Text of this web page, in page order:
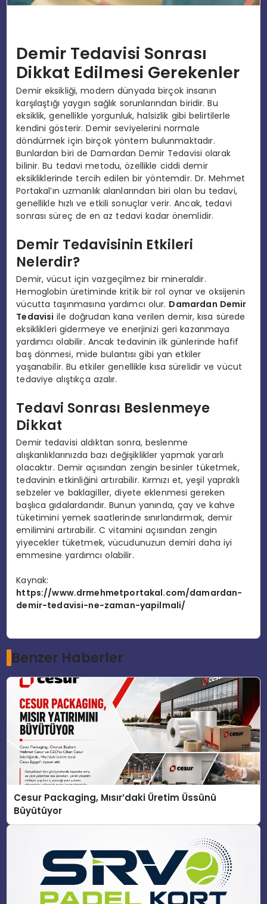
Demir Tedavisi Sonrası
Dikkat Edilmesi Gerekenler
Demir eksikliği, modern dünyada birçok insanın
karşılaştığı yaygın sağlık sorunlarından biridir. Bu
eksiklik, genellikle yorgunluk, halsizlik gibi belirtilerle
kendini gösterir. Demir seviyelerini normale
döndürmek için birçok yöntem bulunmaktadır.
Bunlardan biri de Damardan Demir Tedavisi olarak
bilinir. Bu tedavi metodu, özellikle ciddi demir
eksikliklerinde tercih edilen bir yöntemdir. Dr. Mehmet
Portakal’ın uzmanlık alanlarından biri olan bu tedavi,
genellikle hızlı ve etkili sonuçlar verir. Ancak, tedavi
sonrası süreç de en az tedavi kadar önemlidir.
Demir Tedavisinin Etkileri
Nelerdir?
Demir, vücut için vazgeçilmez bir mineraldir.
Hemoglobin üretiminde kritik bir rol oynar ve oksijenin
vücutta taşınmasına yardımcı olur. Damardan Demir
Tedavisi ile doğrudan kana verilen demir, kısa sürede
eksiklikleri gidermeye ve enerjinizi geri kazanmaya
yardımcı olabilir. Ancak tedavinin ilk günlerinde hafif
baş dönmesi, mide bulantısı gibi yan etkiler
yaşanabilir. Bu etkiler genellikle kısa sürelidir ve vücut
tedaviye alıştıkça azalır.
Tedavi Sonrası Beslenmeye
Dikkat
Demir tedavisi aldıktan sonra, beslenme
alışkanlıklarınızda bazı değişiklikler yapmak yararlı
olacaktır. Demir açısından zengin besinler tüketmek,
tedavinin etkinliğini artırabilir. Kırmızı et, yeşil yapraklı
sebzeler ve baklagiller, diyete eklenmesi gereken
başlıca gıdalardandır. Bunun yanında, çay ve kahve
tüketimini yemek saatlerinde sınırlandırmak, demir
emilimini artırabilir. C vitamini açısından zengin
yiyecekler tüketmek, vücudunuzun demiri daha iyi
emmesine yardımcı olabilir.
Kaynak:
https://www.drmehmetportakal.com/damardan-
demir-tedavisi-ne-zaman-yapilmali/
Benzer Haberler
Cesur Packaging, Mısır’daki Üretim Üssünü
Büyütüyor